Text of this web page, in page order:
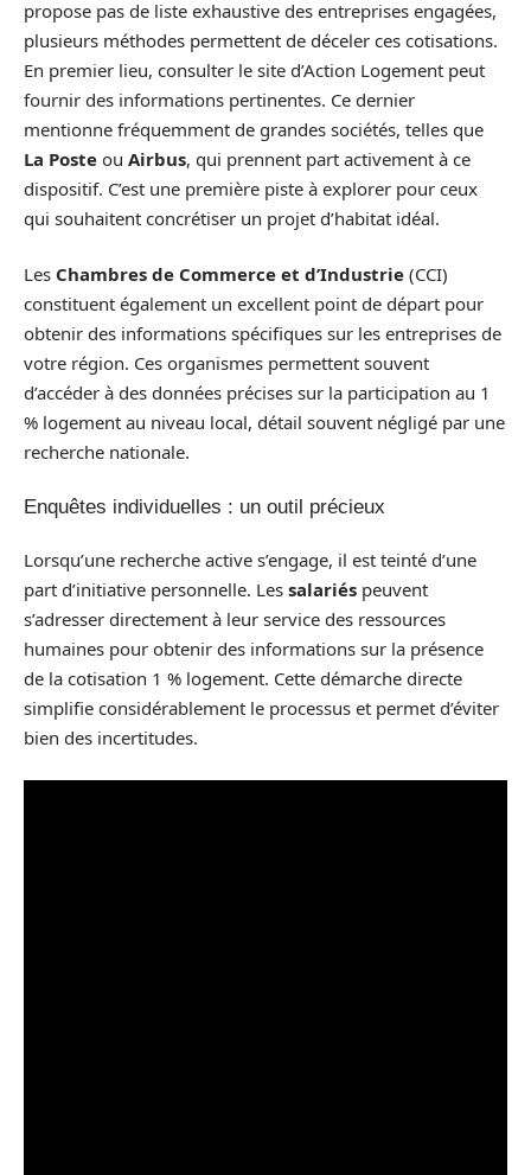
propose pas de liste exhaustive des entreprises engagées,
plusieurs méthodes permettent de déceler ces cotisations.
En premier lieu, consulter le site d’Action Logement peut
fournir des informations pertinentes. Ce dernier
mentionne fréquemment de grandes sociétés, telles que
La Poste ou Airbus, qui prennent part activement à ce
dispositif. C’est une première piste à explorer pour ceux
qui souhaitent concrétiser un projet d’habitat idéal.
Les Chambres de Commerce et d’Industrie (CCI)
constituent également un excellent point de départ pour
obtenir des informations spécifiques sur les entreprises de
votre région. Ces organismes permettent souvent
d’accéder à des données précises sur la participation au 1
% logement au niveau local, détail souvent négligé par une
recherche nationale.
Enquêtes individuelles : un outil précieux
Lorsqu’une recherche active s’engage, il est teinté d’une
part d’initiative personnelle. Les salariés peuvent
s’adresser directement à leur service des ressources
humaines pour obtenir des informations sur la présence
de la cotisation 1 % logement. Cette démarche directe
simplifie considérablement le processus et permet d’éviter
bien des incertitudes.